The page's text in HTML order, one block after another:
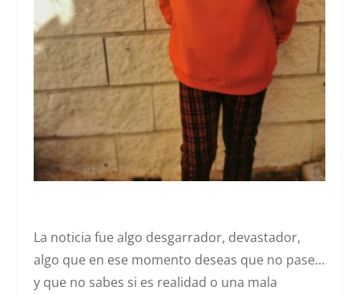
La noticia fue algo desgarrador, devastador,
algo que en ese momento deseas que no pase…
y que no sabes si es realidad o una mala